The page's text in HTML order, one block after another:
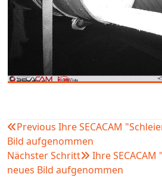
Beitragsnavigation
Previous Ihre SECACAM
Bild aufgenommen
Nächster Schritt
Ihre
neues Bild aufgenommen